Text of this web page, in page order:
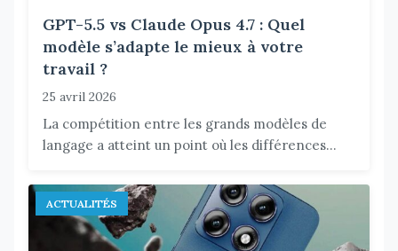
GPT-5.5 vs Claude Opus 4.7 : Quel
modèle s’adapte le mieux à votre
travail ?
25 avril 2026
La compétition entre les grands modèles de
langage a atteint un point où les différences...
ACTUALITÉS